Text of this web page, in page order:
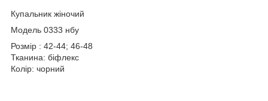
Купальник жіночий
Модель 0333 нбу
Розмір : 42-44; 46-48
Тканина: біфлекс
Колір: чорний